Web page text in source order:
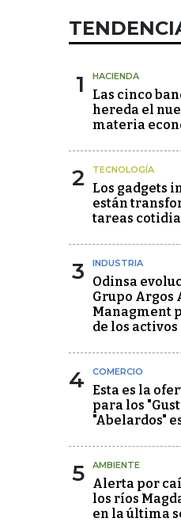
1 HACIENDA
Las cinco
hereda el
materia
2 TECNOLOGÍA
Los gadgets
están
tareas
3 INDUSTRIA
Odinsa
Grupo Argos
Managment
de los activos
4 COMERCIO
Esta es la
para los
"Abelardos"
5 AMBIENTE
Alerta por
los ríos
en la última